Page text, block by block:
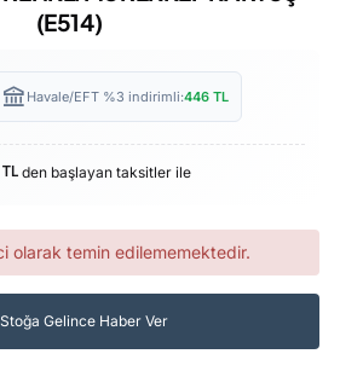
(E514)
Havale/EFT %3 indirimli:446 TL
den başlayan taksitler ile
olarak temin edilememektedir.
Stoğa Gelince Haber Ver